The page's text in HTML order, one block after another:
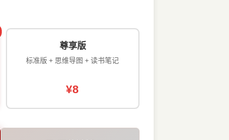
尊享版
标准版 + 思维导图 + 读书笔记
¥8